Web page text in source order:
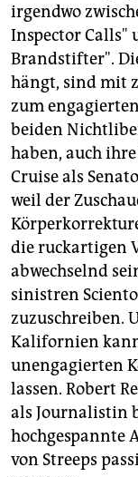
irgendwo
Inspector Calls"
Brandstifter".
hängt, sind mit
zum
beiden
haben, auch
Cruise als
weil der
die ruckartigen
abwechselnd
sinistren
zuzuschreiben.
Kalifornien
unengagierten
lassen. Robert
als Journalistin
hochgespannte
von Streeps